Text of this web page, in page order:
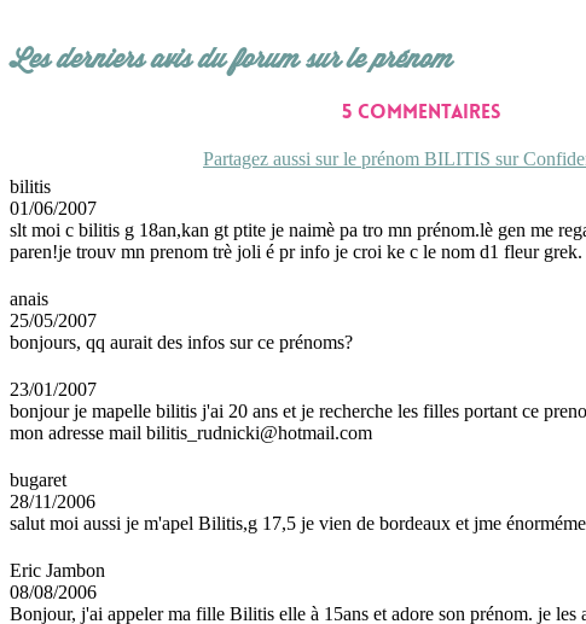
Les derniers avis du forum sur le prénom
5 commentaires
Partagez aussi sur le prénom BILITIS sur
bilitis
01/06/2007
slt moi c bilitis g 18an,kan gt ptite je naimè pa tro mn prénom.lè gen me
paren!je trouv mn prenom trè joli é pr info je croi ke c le nom d1 fleur grek.
anais
25/05/2007
bonjours, qq aurait des infos sur ce prénoms?
23/01/2007
bonjour je mapelle bilitis j'ai 20 ans et je recherche les filles portant ce
mon adresse mail bilitis_rudnicki@hotmail.com
bugaret
28/11/2006
salut moi aussi je m'apel Bilitis,g 17,5 je vien de bordeaux et jme
Eric Jambon
08/08/2006
Bonjour, j'ai appeler ma fille Bilitis elle à 15ans et adore son prénom. je